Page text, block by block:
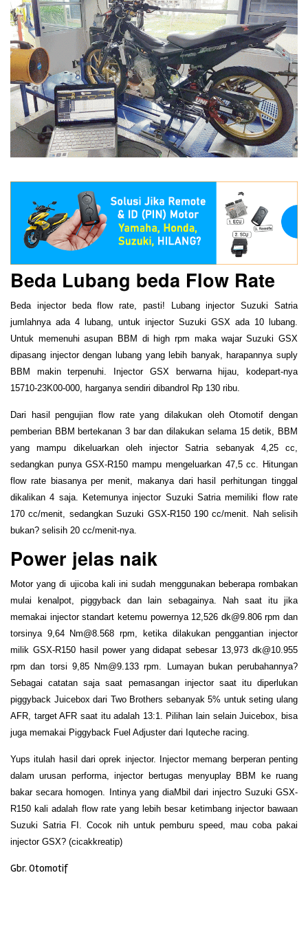
Beda Lubang beda Flow Rate
Beda injector beda flow rate, pasti! Lubang injector Suzuki Satria
jumlahnya ada 4 lubang, untuk injector Suzuki GSX ada 10 lubang.
Untuk memenuhi asupan BBM di high rpm maka wajar Suzuki GSX
dipasang injector dengan lubang yang lebih banyak, harapannya suply
BBM makin terpenuhi. Injector GSX berwarna hijau, kodepart-nya
15710-23K00-000, harganya sendiri dibandrol Rp 130 ribu.
Dari hasil pengujian flow rate yang dilakukan oleh Otomotif dengan
pemberian BBM bertekanan 3 bar dan dilakukan selama 15 detik, BBM
yang mampu dikeluarkan oleh injector Satria sebanyak 4,25 cc,
sedangkan punya GSX-R150 mampu mengeluarkan 47,5 cc. Hitungan
flow rate biasanya per menit, makanya dari hasil perhitungan tinggal
dikalikan 4 saja. Ketemunya injector Suzuki Satria memiliki flow rate
170 cc/menit, sedangkan Suzuki GSX-R150 190 cc/menit. Nah selisih
bukan? selisih 20 cc/menit-nya.
Power jelas naik
Motor yang di ujicoba kali ini sudah menggunakan beberapa rombakan
mulai kenalpot, piggyback dan lain sebagainya. Nah saat itu jika
memakai injector standart ketemu powernya 12,526 dk@9.806 rpm dan
torsinya 9,64 Nm@8.568 rpm, ketika dilakukan penggantian injector
milik GSX-R150 hasil power yang didapat sebesar 13,973 dk@10.955
rpm dan torsi 9,85 Nm@9.133 rpm. Lumayan bukan perubahannya?
Sebagai catatan saja saat pemasangan injector saat itu diperlukan
piggyback Juicebox dari Two Brothers sebanyak 5% untuk seting ulang
AFR, target AFR saat itu adalah 13:1. Pilihan lain selain Juicebox, bisa
juga memakai Piggyback Fuel Adjuster dari Iquteche racing.
Yups itulah hasil dari oprek injector. Injector memang berperan penting
dalam urusan performa, injector bertugas menyuplay BBM ke ruang
bakar secara homogen. Intinya yang diaMbil dari injectro Suzuki GSX-
R150 kali adalah flow rate yang lebih besar ketimbang injector bawaan
Suzuki Satria FI. Cocok nih untuk pemburu speed, mau coba pakai
injector GSX? (cicakkreatip)
Gbr. Otomotif